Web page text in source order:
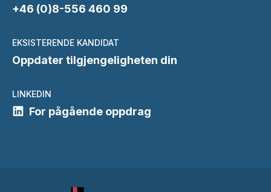
+46 (0)8-556 460 99
EKSISTERENDE KANDIDAT
Oppdater tilgjengeligheten din
LINKEDIN
For pågående oppdrag